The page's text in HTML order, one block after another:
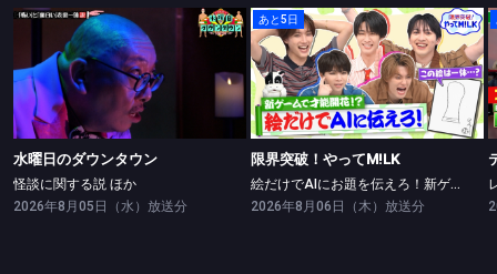
水曜日のダウンタウン
怪談に関する説 ほか
水曜日のダウンタウン
怪談に関する説 ほか
2026年8月05日（水）放送分
あと5日
限界突破！やってM!LK
限界突破！やってM!LK
絵だけでAIにお題を伝えろ！新ゲームで絵の才能開花！？
2026年8月06日（木）放送分